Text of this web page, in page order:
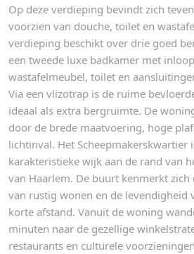
Op deze verdieping bevindt zich
voorzien van douche, toilet en
verdieping beschikt over drie goed
een tweede luxe badkamer met
wastafelmeubel, toilet en
Via een vlizotrap is de ruime
ideaal als extra bergruimte. De
door de brede maatvoering, hoge
lichtinval. Het Scheepmakerskwartier
karakteristieke wijk aan de rand van
van Haarlem. De buurt kenmerkt
van rustig wonen en de levendigheid
korte afstand. Vanuit de woning
minuten naar de gezellige
restaurants en culturele